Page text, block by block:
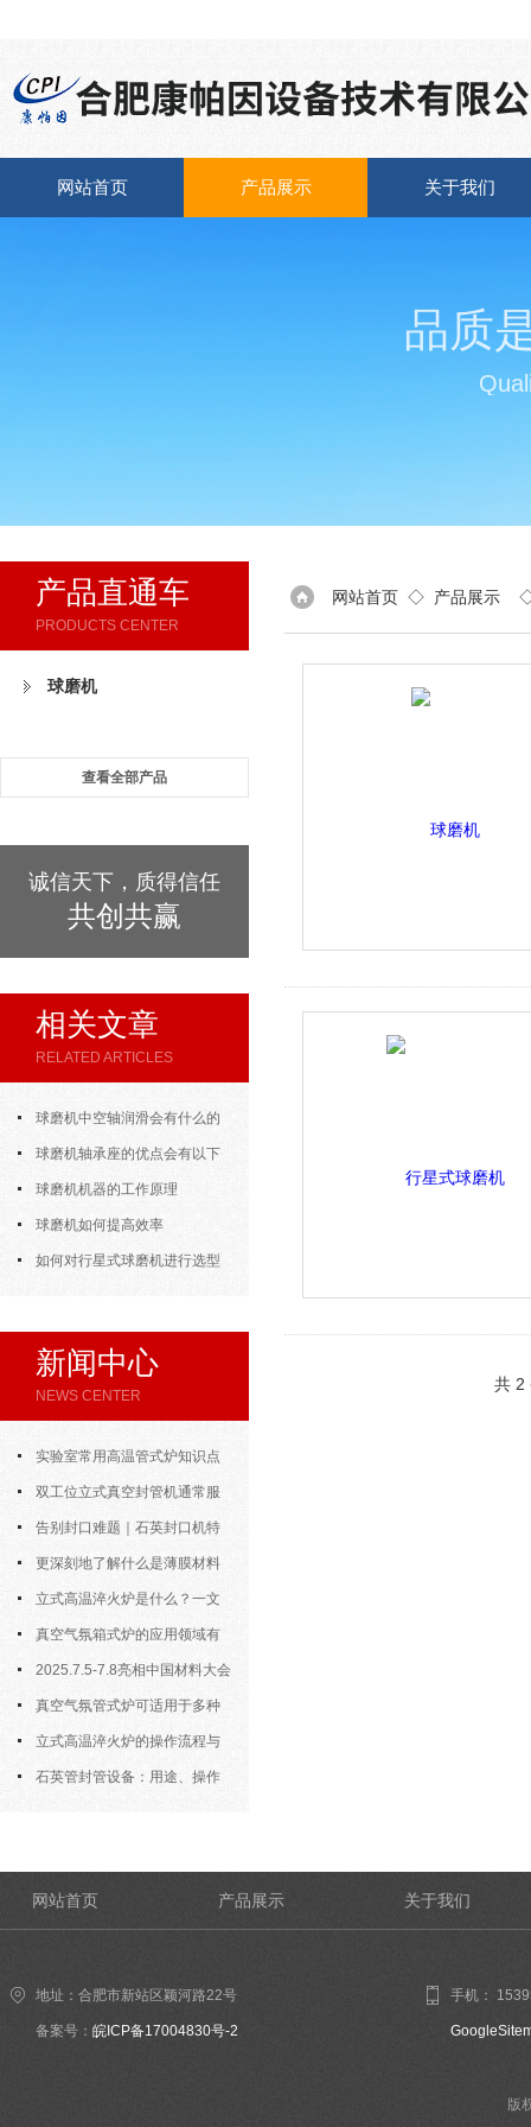
网站首页 产品展示 关于我们
品质
产品直通车
PRODUCTS CENTER
球磨机
查看全部产品
诚信天下，质得信任
共创共赢
相关文章
RELATED ARTICLES
球磨机中空轴润滑会有什么的
解决方法？
球磨机轴承座的优点会有以下
几个方面
球磨机机器的工作原理
球磨机如何提高效率
如何对行星式球磨机进行选型
新闻中心
NEWS CENTER
实验室常用高温管式炉知识点
汇总，新手快速上手
双工位立式真空封管机通常服
务于对气氛敏感的样品制备
告别封口难题｜石英封口机特
点、操作步骤全拆解，小白也能学
会
更深刻地了解什么是薄膜材料
制备？
立式高温淬火炉是什么？一文
看懂它的基本知识
真空气氛箱式炉的应用领域有
哪些？
2025.7.5-7.8亮相中国材料大会
2025暨新材料科研仪器与设备展
真空气氛管式炉可适用于多种
材料的高温处理
立式高温淬火炉的操作流程与
核心要点解析
石英管封管设备：用途、操作
网站首页 ◇ 产品展示
共 2
网站首页 产品展示 关于我们
地址：合肥市新站区颖河路22号
备案号： 皖ICP备17004830号-2
手机：
版